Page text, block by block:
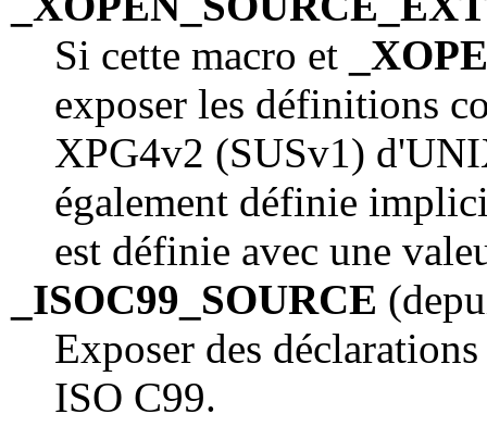
Si cette macro et
exposer les définitions
XPG4v2 (SUSv1)
également définie
est définie avec une
_ISOC99_SOURCE
Exposer des
ISO C99.